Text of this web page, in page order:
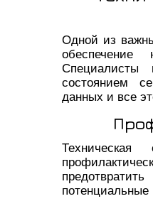
Одной из
Специалисты
состоянием
данных и все